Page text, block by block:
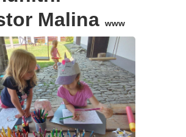
Malinawww